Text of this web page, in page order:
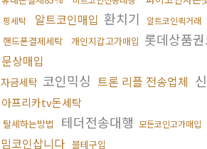
핑세탁 알트코인매입 환치기 알트코인퀵거래
핸드폰결제세탁 개인지갑고가매입 롯데상품
문상매입
자금세탁 코인믹싱 트론 리플 전송업체
아프리카tv돈세탁
탈세하는방법 테더전송대행 모든코인고가매입
밈코인삽니다 블테구입